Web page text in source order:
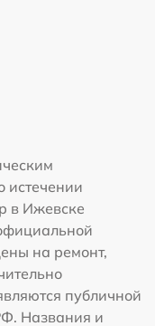
истечении
в Ижевске
на ремонт,
публичной
Названия и